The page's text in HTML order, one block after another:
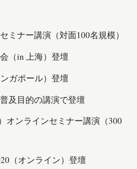
ミナー講演（対面100名規模）
（in 上海）登壇
ガポール）登壇
及目的の講演で登壇
オンラインセミナー講演（300
（オンライン）登壇